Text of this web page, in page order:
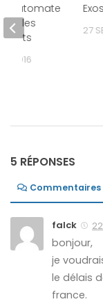
27
l’automate
les
2016
5 RÉPONSES
Commentaires
falck
bonjour,
je
le délais
france.